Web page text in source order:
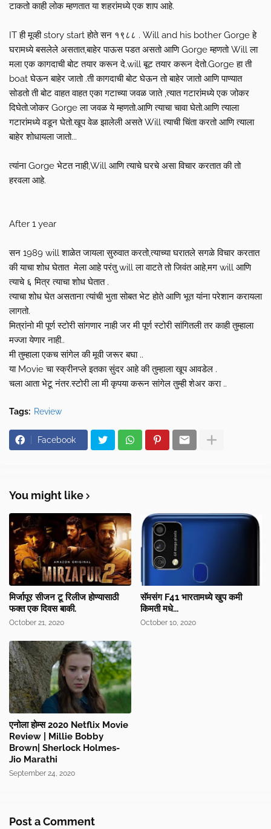
टाकतो काही लोक म्हणतात या शहरांमध्ये एक शाप आहे.
IT ही मूव्ही story start होते सन १९८८ . Will and his bother Gorge हे
घरामध्ये बसलेले असतात,बाहेर पाऊस पडत असतो आणि Gorge म्हणतो Will ला
मला एक कागदाची बोट तयार करून दे.will बूट तयार करून देतो.Gorge हा ती
boat घेऊन बाहेर जातो .ती कागदाची बोट घेऊन तो बाहेर जातो आणि पाण्यात
सोडतो ती बोट वाहत वाहत एका गटाच्या जवळ जाते ,त्यात गटारांमध्ये एक जोकर
दिघेतो.जोकर Gorge ला जवळ ये म्हणतो.आणि त्याचा चावा घेतो.आणि त्याला
गटारांमध्ये वडून घेतो.खूप वेळ झालेली असते Will त्याची चिंता करतो आणि त्याला
बाहेर शोधायला जातो...
त्यांना Gorge भेटत नाही,Will आणि त्याचे घरचे असा विचार करतात की तो
हरवला आहे.
After 1 year
सन 1989 will शाळेत जायला सुरुवात करतो,त्याच्या घरातले सगळे विचार करतात
की याचा शोध घेतात मेला आहे परंतु will ला वाटते तो जिवंत आहे,मग will आणि
त्याचे ६ मित्र त्याचा शोध घेतात .
त्याचा शोध घेत असताना त्यांची भुता सोबत भेट होते आणि भूत यांना परेशान करायला
लागतो.
मित्रांनो मी पूर्ण स्टोरी सांगणार नाही जर मी पूर्ण स्टोरी सांगितली तर काही तुम्हाला
मज्जा येणार नाही..
मी तुम्हाला एकच सांगेल की मूवी जरूर बघा ..
या Movie चा स्क्रीनप्ले इतका सुंदर आहे की तुम्हाला खूप आवडेल .
चला आता भेटू नंतर.स्टोरी ला मी कृपया करून सांगेल तुम्ही शेअर करा ..
Tags: Review
Facebook
You might like
मिर्जापूर सीजन टू रिलीज होण्यासाठी
फक्त एक दिवस बाकी.
October 21, 2020
सॅमसंग F41 भारतामध्ये खुप कमी
किमती मधे...
October 10, 2020
एनोला होम्स 2020 Netflix Movie
Review | Millie Bobby
Brown| Sherlock Holmes-
Jio Marathi
September 24, 2020
Post a Comment